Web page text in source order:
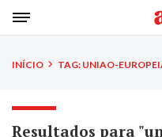
INÍCIO TAG: UNIAO-
Resultados para